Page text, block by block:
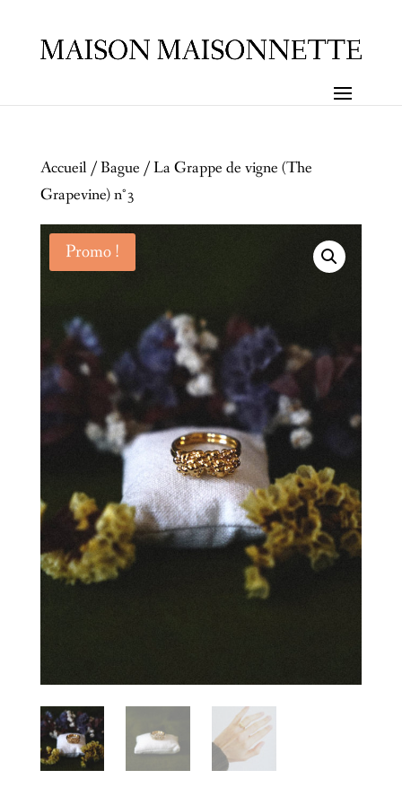
Accueil /Bague / La Grappe de vigne (The
Grapevine) n°3
Promo !